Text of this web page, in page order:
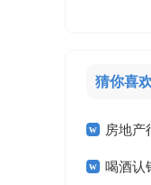
猜你喜欢
房地产
信 喝酒认